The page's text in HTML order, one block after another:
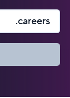
.careers